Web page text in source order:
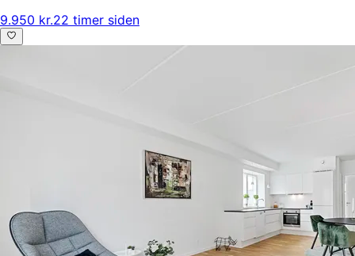
9.950 kr.22 timer siden